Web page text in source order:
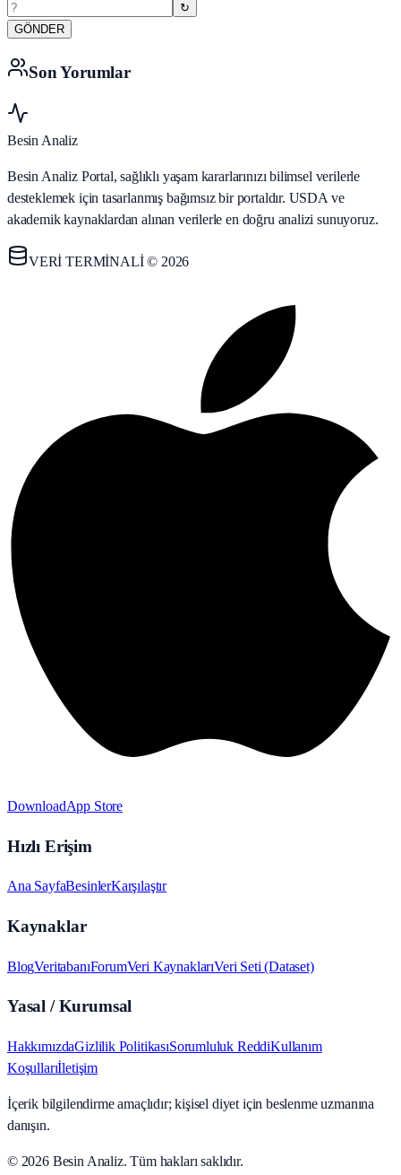
↻
GÖNDER
Son Yorumlar
Besin Analiz
Besin Analiz Portal, sağlıklı yaşam kararlarınızı bilimsel verilerle
desteklemek için tasarlanmış bağımsız bir portaldır. USDA ve
akademik kaynaklardan alınan verilerle en doğru analizi sunuyoruz.
VERİ TERMİNALİ © 2026
DownloadApp Store
Hızlı Erişim
Ana SayfaBesinlerKarşılaştır
Kaynaklar
BlogVeritabanıForumVeri KaynaklarıVeri Seti (Dataset)
Yasal / Kurumsal
HakkımızdaGizlilik PolitikasıSorumluluk ReddiKullanım
Koşullarıİletişim
İçerik bilgilendirme amaçlıdır; kişisel diyet için beslenme uzmanına
danışın.
© 2026 Besin Analiz.Tüm hakları saklıdır.